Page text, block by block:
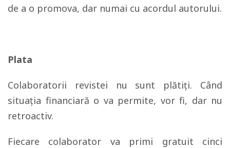
de a o promova, dar numai cu acordul autorului.
Plata
Colaboratorii revistei nu sunt plătiți. Când
situația financiară o va permite, vor fi, dar nu
retroactiv.
Fiecare colaborator va primi gratuit cinci